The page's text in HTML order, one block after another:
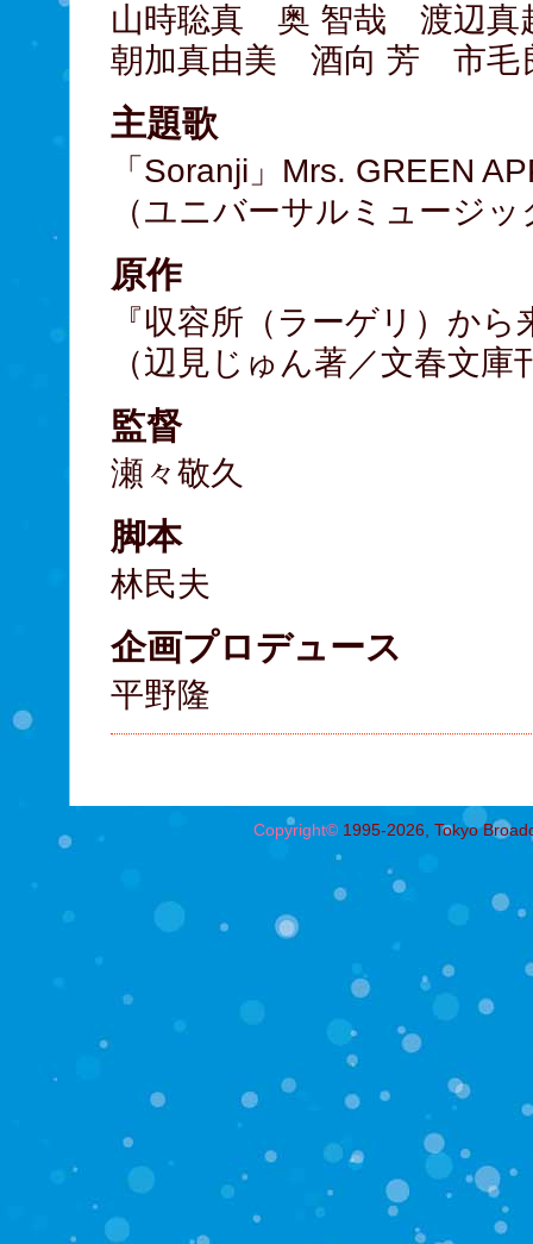
山時聡真 奥 智哉 渡辺
朝加真由美 酒向 芳 市毛
主題歌
「Soranji」Mrs. GREEN
（ユニバーサルミュージ
原作
『収容所（ラーゲリ）から
（辺見じゅん著／文春文庫
監督
瀬々敬久
脚本
林民夫
企画プロデュース
平野隆
Copyright©1995-2026, Tokyo